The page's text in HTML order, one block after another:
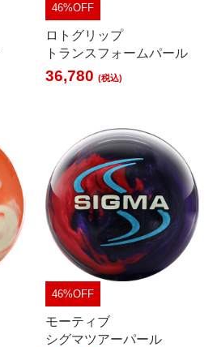
46%OFF
ロトグリップ
トランスフォームパール
36,780(税込)
46%OFF
モーティブ
シグマツアーパール